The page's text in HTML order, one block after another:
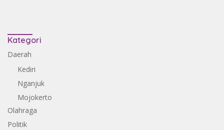
Kategori
Daerah
Kediri
Nganjuk
Mojokerto
Olahraga
Politik